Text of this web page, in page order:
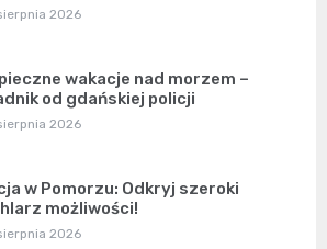
2026
wakacje nad morzem –
od gdańskiej policji
2026
w Pomorzu: Odkryj szeroki
możliwości!
2026